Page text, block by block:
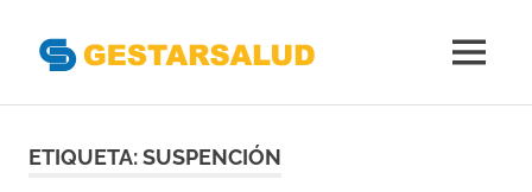
Gestoras
MENÚ
ETIQUETA:SUSPENCIÓN